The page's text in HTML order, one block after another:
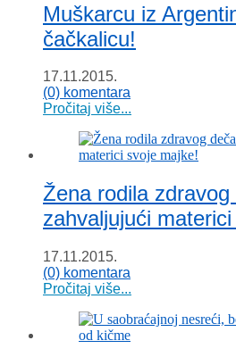
Muškarcu iz
čačkalicu!
17.11.2015.
(0) komentara
Pročitaj više...
Žena rodila zdravog
zahvaljujući
17.11.2015.
(0) komentara
Pročitaj više...